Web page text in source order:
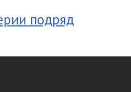
подряд